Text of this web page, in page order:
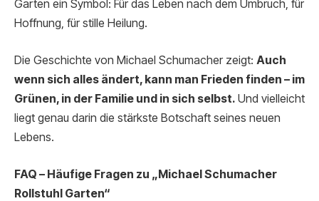
Garten ein Symbol: Für das Leben nach dem Umbruch, für
Hoffnung, für stille Heilung.
Die Geschichte von Michael Schumacher zeigt: Auch
wenn sich alles ändert, kann man Frieden finden – im
Grünen, in der Familie und in sich selbst. Und vielleicht
liegt genau darin die stärkste Botschaft seines neuen
Lebens.
FAQ – Häufige Fragen zu „Michael Schumacher
Rollstuhl Garten“